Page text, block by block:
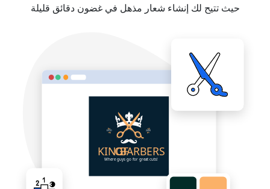
حيث تتيح لك إنشاء شعار مذهل في غضون دقائق قليلة